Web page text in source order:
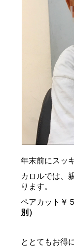
年末前にスッ
カロルでは、
ります。
ペアカット￥
別）
ととてもお得